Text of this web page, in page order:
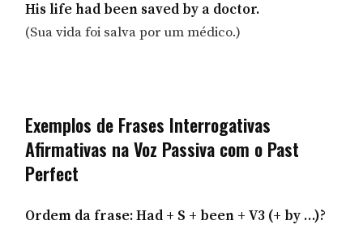
His life had been saved by a doctor.
(Sua vida foi salva por um médico.)
Exemplos de Frases Interrogativas
Afirmativas na Voz Passiva com o Past
Perfect
Ordem da frase: Had + S + been + V3 (+ by …)?